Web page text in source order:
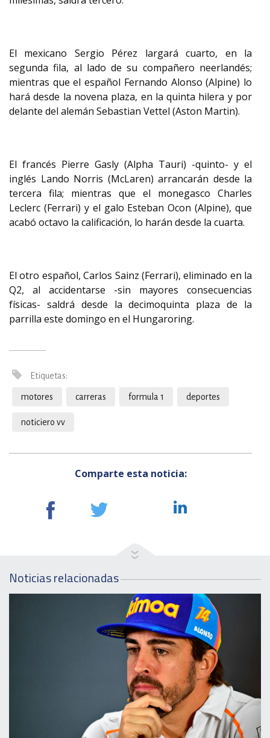
El mexicano Sergio Pérez largará cuarto, en la
segunda fila, al lado de su compañero neerlandés;
mientras que el español Fernando Alonso (Alpine) lo
hará desde la novena plaza, en la quinta hilera y por
delante del alemán Sebastian Vettel (Aston Martin).
El francés Pierre Gasly (Alpha Tauri) -quinto- y el
inglés Lando Norris (McLaren) arrancarán desde la
tercera fila; mientras que el monegasco Charles
Leclerc (Ferrari) y el galo Esteban Ocon (Alpine), que
acabó octavo la calificación, lo harán desde la cuarta.
El otro español, Carlos Sainz (Ferrari), eliminado en la
Q2, al accidentarse -sin mayores consecuencias
físicas- saldrá desde la decimoquinta plaza de la
parrilla este domingo en el Hungaroring.
Etiquetas:
motores carreras formula 1 deportes
noticiero vv
Comparte esta noticia:
Noticias relacionadas